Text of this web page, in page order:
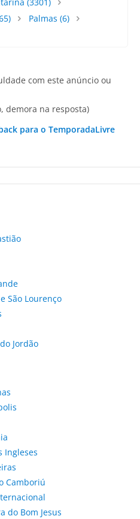
Palmas (6)
com este anúncio ou
demora na resposta)
para o TemporadaLivre
São Lourenço
Jordão
Ingleses
Camboriú
do Bom Jesus